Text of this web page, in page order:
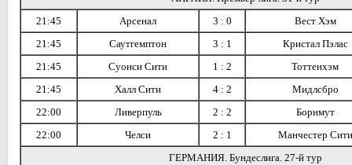
21:45
Арсенал 3 : 0
Вест Хэм
21:45
Саутгемптон 3 : 1
Кристал Пэлас
21:45
Суонси Сити 1 : 2
Тоттенхэм
21:45
Халл Сити 4 : 2
Мидлсбро
22:00
Ливерпуль 2 : 2
Борнмут
22:00
Челси 2 : 1
Манчестер Сити
ГЕРМАНИЯ. Бундеслига. 27-й тур